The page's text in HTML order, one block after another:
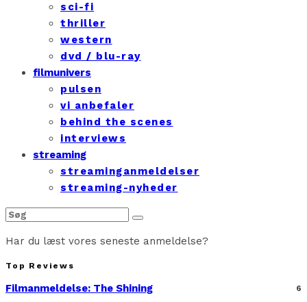
sci-fi
thriller
western
dvd / blu-ray
filmunivers
pulsen
vi anbefaler
behind the scenes
interviews
streaming
streaminganmeldelser
streaming-nyheder
Har du læst vores seneste anmeldelse?
Top Reviews
Filmanmeldelse: The Shining 6